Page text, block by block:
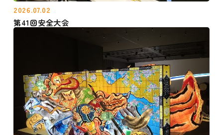
2026.07.02
第41回安全大会